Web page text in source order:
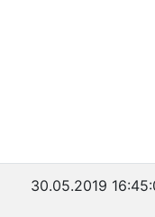
30.05.2019